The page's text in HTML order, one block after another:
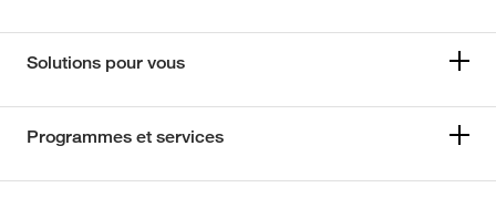
Solutions pour vous
Programmes et services